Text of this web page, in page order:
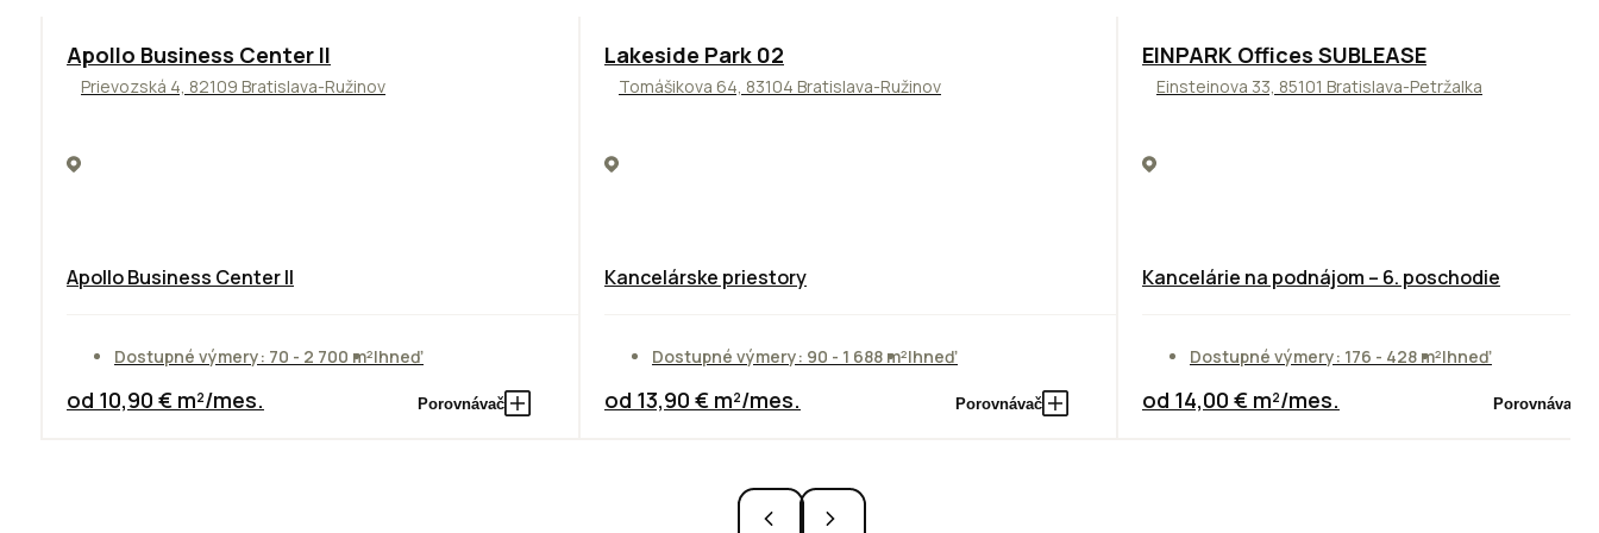
TOP NOVINKA ODPORÚČAME
Apollo Business Center II
Prievozská 4, 82109 Bratislava-Ružinov
Apollo Business Center II
Dostupné výmery: 70 - 2 700 m²Ihneď
od 10,90 € m²/mes. Porovnávač
ODPORÚČAME
Lakeside Park 02
Tomášikova 64, 83104 Bratislava-Ružinov
Kancelárske priestory
Dostupné výmery: 90 - 1 688 m²Ihneď
od 13,90 € m²/mes. Porovnávač
TOP ODPORÚČAME
EINPARK Offices SUBLEASE
Einsteinova 33, 85101 Bratislava-Petržalka
Kancelárie na podnájom – 6. poschodie
Dostupné výmery: 176 - 428 m²Ihneď
od 14,00 € m²/mes. Porovnávač